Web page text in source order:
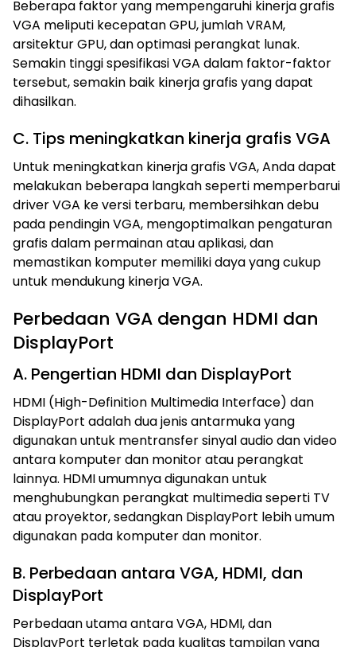
Beberapa faktor yang mempengaruhi kinerja grafis
VGA meliputi kecepatan GPU, jumlah VRAM,
arsitektur GPU, dan optimasi perangkat lunak.
Semakin tinggi spesifikasi VGA dalam faktor-faktor
tersebut, semakin baik kinerja grafis yang dapat
dihasilkan.
C. Tips meningkatkan kinerja grafis VGA
Untuk meningkatkan kinerja grafis VGA, Anda dapat
melakukan beberapa langkah seperti memperbarui
driver VGA ke versi terbaru, membersihkan debu
pada pendingin VGA, mengoptimalkan pengaturan
grafis dalam permainan atau aplikasi, dan
memastikan komputer memiliki daya yang cukup
untuk mendukung kinerja VGA.
Perbedaan VGA dengan HDMI dan
DisplayPort
A. Pengertian HDMI dan DisplayPort
HDMI (High-Definition Multimedia Interface) dan
DisplayPort adalah dua jenis antarmuka yang
digunakan untuk mentransfer sinyal audio dan video
antara komputer dan monitor atau perangkat
lainnya. HDMI umumnya digunakan untuk
menghubungkan perangkat multimedia seperti TV
atau proyektor, sedangkan DisplayPort lebih umum
digunakan pada komputer dan monitor.
B. Perbedaan antara VGA, HDMI, dan
DisplayPort
Perbedaan utama antara VGA, HDMI, dan
DisplayPort terletak pada kualitas tampilan yang